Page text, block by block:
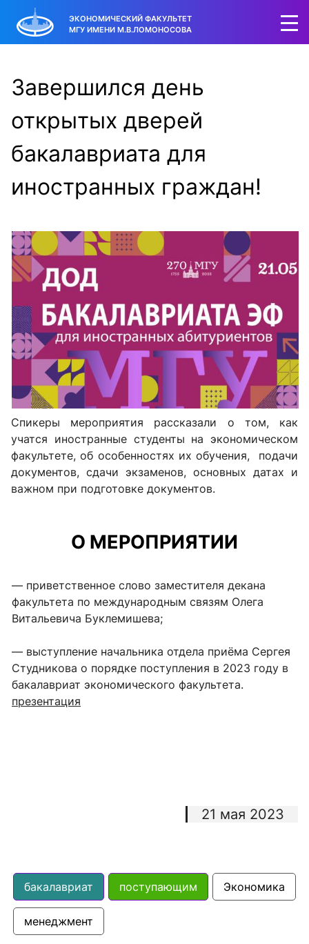
ЭКОНОМИЧЕСКИЙ ФАКУЛЬТЕТ
МГУ ИМЕНИ М.В.ЛОМОНОСОВА
Завершился день
открытых дверей
бакалавриата для
иностранных граждан!
Спикеры мероприятия рассказали о том, как
учатся иностранные студенты на экономическом
факультете, об особенностях их обучения, подачи
документов, сдачи экзаменов, основных датах и
важном при подготовке документов.
О МЕРОПРИЯТИИ
— приветственное слово заместителя декана
факультета по международным связям Олега
Витальевича Буклемишева;
— выступление начальника отдела приёма Сергея
Студникова о порядке поступления в 2023 году в
бакалавриат экономического факультета.
презентация
21 мая 2023
бакалавриат поступающим Экономика
менеджмент